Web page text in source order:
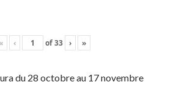
‹ of33 › »
du 28 octobre au 17 novembre